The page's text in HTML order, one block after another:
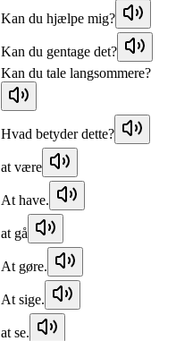
Kan du hjælpe mig?
Kan du gentage det?
Kan du tale langsommere?
Hvad betyder dette?
at være
At have.
at gå
At gøre.
At sige.
at se.